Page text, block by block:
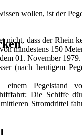
nicht, dass der Rhein
mindestens 150
01. November
(nach heutigem
wollen, ist der
Pegelstand
Die Schiffe
Stromdrittel